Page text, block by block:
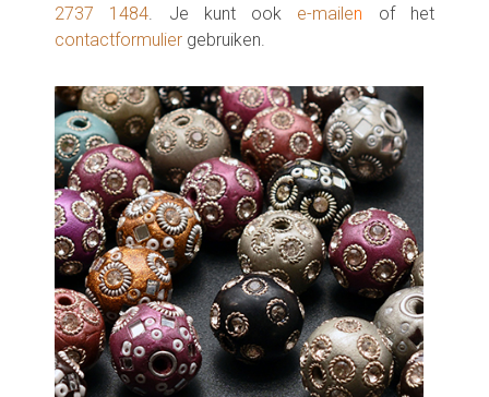
2737 1484. Je kunt ook e-mailen of het
contactformulier gebruiken.